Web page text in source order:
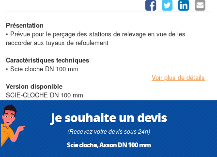
Présentation
• Prévue pour le perçage des stations de relevage en vue de les
raccorder aux tuyaux de refoulement
Caractéristiques techniques
• Scie cloche DN 100 mm
Voir plus de détails
Version disponible
SCIE-CLOCHE DN 100 mm
Je souhaite un devis
(Recevez votre devis sous 24h)
Scie cloche, Axson DN 100 mm